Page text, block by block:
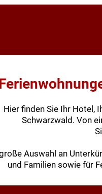
Hier finden Sie Ihr Hotel,
Schwarzwald. Von
Auswahl an
und Familien sowie für